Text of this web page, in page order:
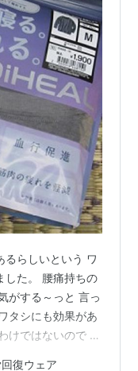
るらしいという ワ
した。 腰痛持ちの
がする～っと 言っ
タシにも効果があ
けではないので リ
復ウェア